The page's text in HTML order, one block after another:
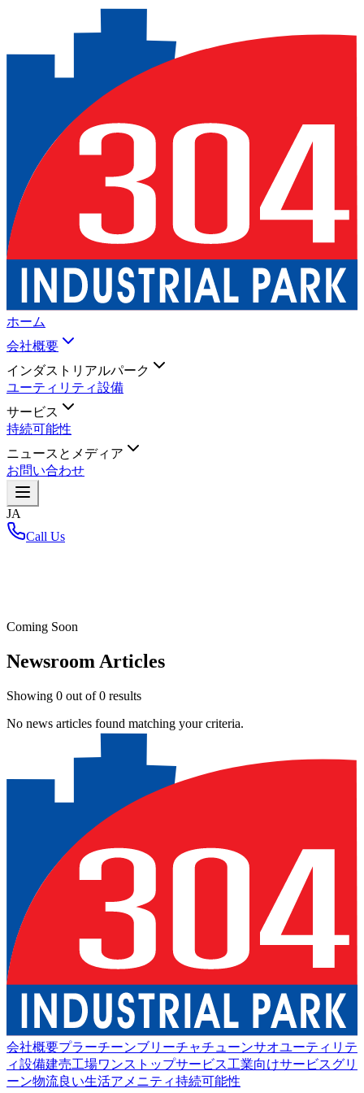
ホーム
会社概要
インダストリアルパーク
ユーティリティ設備
サービス
持続可能性
ニュースとメディア
お問い合わせ
JA
Call Us
Coming Soon
Newsroom Articles
Showing 0 out of0 results
No news articles found matching your criteria.
会社概要プラーチーンブリーチャチューンサオユーティリテ
ィ設備建売工場ワンストップサービス工業向けサービスグリ
ーン物流良い生活アメニティ持続可能性